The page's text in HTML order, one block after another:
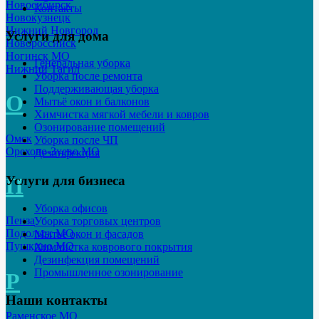
Новосибирск
Новокузнецк
Нижний Новгород
Новороссийск
Ногинск МО
Нижний Тагил
О
Омск
Орехово-Зуево МО
П
Пенза
Подольск МО
Пушкино МО
Р
Раменское МО
Контакты
Услуги для дома
Генеральная уборка
Уборка после ремонта
Поддерживающая уборка
Мытьё окон и балконов
Химчистка мягкой мебели и ковров
Озонирование помещений
Уборка после ЧП
Дезинфекция
Услуги для бизнеса
Уборка офисов
Уборка торговых центров
Мытьё окон и фасадов
Химчистка коврового покрытия
Дезинфекция помещений
Промышленное озонирование
Наши контакты